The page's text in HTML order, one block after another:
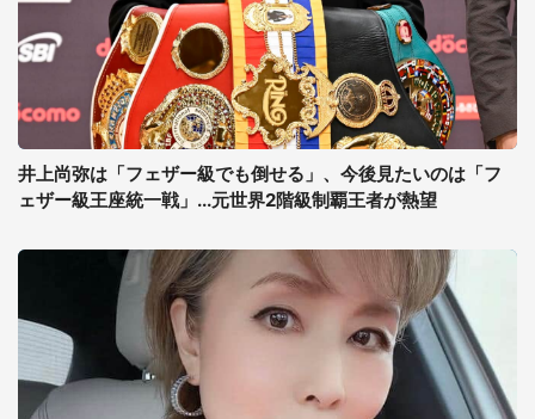
井上尚弥は「フェザー級でも倒せる」、今後見たいのは「フ
ェザー級王座統一戦」...元世界2階級制覇王者が熱望